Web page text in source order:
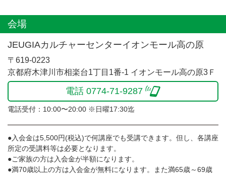
会場
JEUGIAカルチャーセンターイオンモール高の原
〒619-0223
京都府木津川市相楽台1丁目1番-1 イオンモール高の原3Ｆ
電話 0774-71-9287
電話受付：10:00〜20:00 ※日曜17:30迄
●入会金は5,500円(税込)で何講座でも受講できます。但し、各講座
所定の受講料等は必要となります。
●ご家族の方は入会金が半額になります。
●満70歳以上の方は入会金が無料になります。また満65歳～69歳